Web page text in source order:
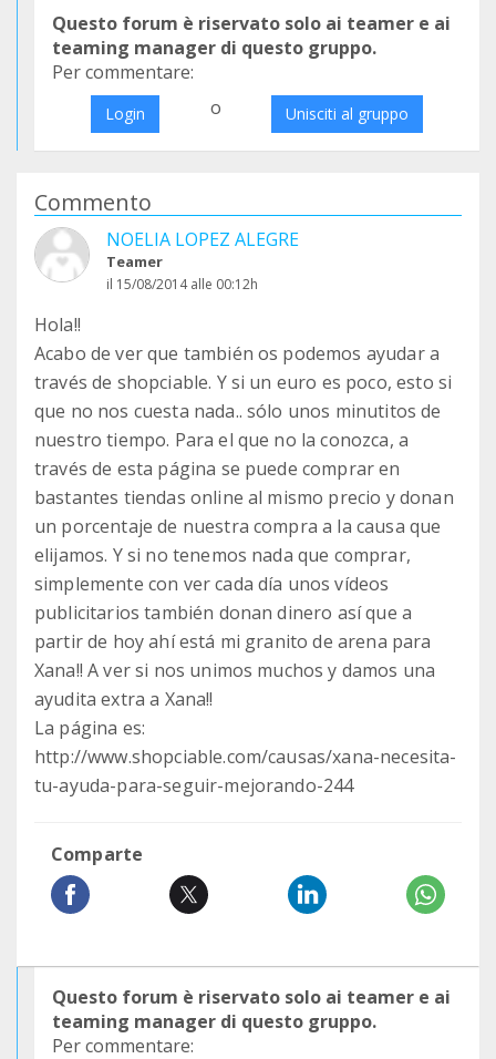
Questo forum è riservato solo ai teamer e ai
teaming manager di questo gruppo.
Per commentare:
Login o Unisciti al gruppo
Commento
NOELIA LOPEZ ALEGRE
Teamer
il 15/08/2014 alle 00:12h
Hola!!
Acabo de ver que también os podemos ayudar a
través de shopciable. Y si un euro es poco, esto si
que no nos cuesta nada.. sólo unos minutitos de
nuestro tiempo. Para el que no la conozca, a
través de esta página se puede comprar en
bastantes tiendas online al mismo precio y donan
un porcentaje de nuestra compra a la causa que
elijamos. Y si no tenemos nada que comprar,
simplemente con ver cada día unos vídeos
publicitarios también donan dinero así que a
partir de hoy ahí está mi granito de arena para
Xana!! A ver si nos unimos muchos y damos una
ayudita extra a Xana!!
La página es:
http://www.shopciable.com/causas/xana-necesita-
tu-ayuda-para-seguir-mejorando-244
Comparte
Questo forum è riservato solo ai teamer e ai
teaming manager di questo gruppo.
Per commentare: